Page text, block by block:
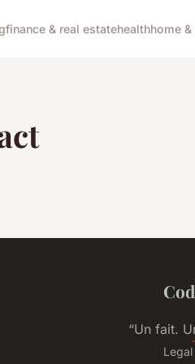
finance & real estatehealthhome
“Un fait.